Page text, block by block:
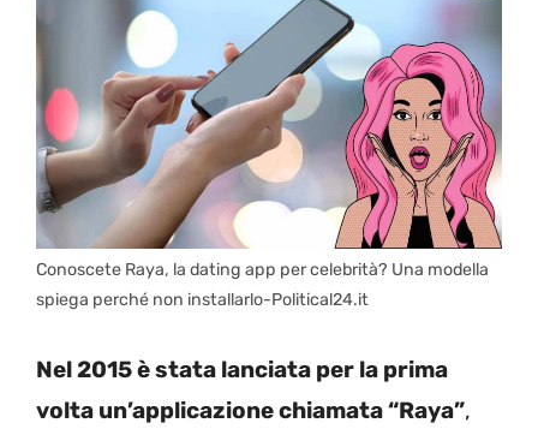
Conoscete Raya, la dating app per celebrità? Una modella
spiega perché non installarlo-Political24.it
Nel 2015 è stata lanciata per la prima
volta un’applicazione chiamata “Raya”,